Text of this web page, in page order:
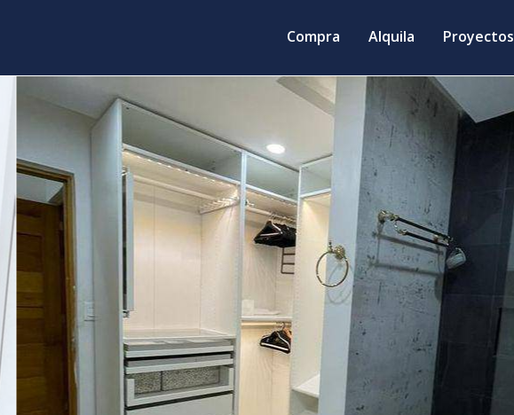
Compra Alquila Proyectos